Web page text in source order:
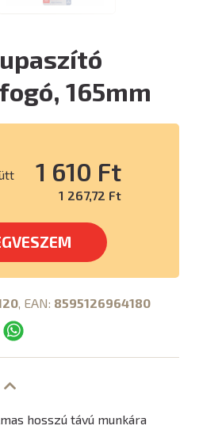
165mm
1 610 Ft
1 267,72 Ft
, EAN: 8595126964180
hosszú távú munkára